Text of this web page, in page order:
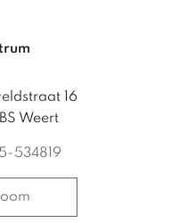
16
Weert
534819